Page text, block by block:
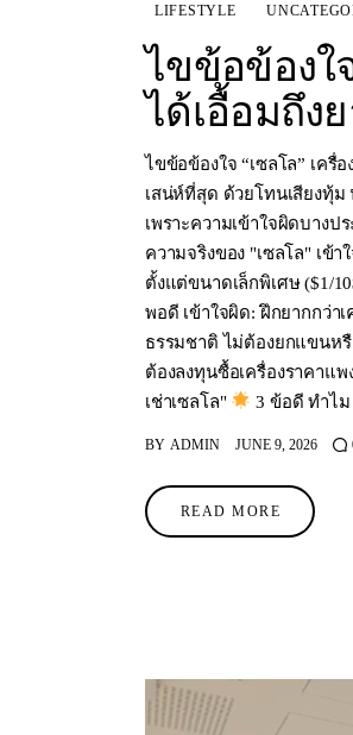
LIFESTYLE
ไขข้อข้องใ
ได้เอื้อมถึง
ไขข้อข้องใจ “เซลโล” เครื่
เสน่ห์ที่สุด ด้วยโทนเสียงทุ้ม
เพราะความเข้าใจผิดบางป
ความจริงของ "เซลโล" เข้
ตั้งแต่ขนาดเล็กพิเศษ ($1/
พอดี เข้าใจผิด: ฝึกยากกว่า
ธรรมชาติ ไม่ต้องยกแขนหรื
ต้องลงทุนซื้อเครื่องราคาแ
เช่าเซลโล"
3 ข้อดี ทำไม
BY ADMIN JUNE 9, 2026
READ MORE